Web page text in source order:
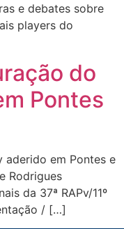
e debates sobre
players do
do
Pontes
aderido em Pontes e
Rodrigues
da 37ª RAPv/11º
/ […]